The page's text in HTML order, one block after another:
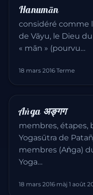
Hanumān
considéré comme
de Vāyu, le Dieu
« mān » (pourvu…
18 mars 2016·Terme
Aṅga अङ्गग
membres, étapes,
Yogasūtra de
membres (Aṅga)
Yoga…
18 mars 2016·màj 1 août